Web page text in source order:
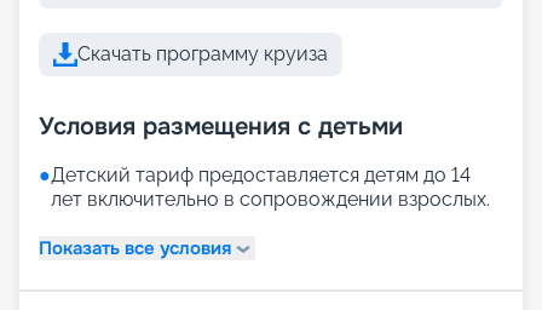
Скачать программу круиза
Условия размещения с детьми
●Детский тариф предоставляется детям до 14
лет включительно в сопровождении взрослых.
Показать все условия